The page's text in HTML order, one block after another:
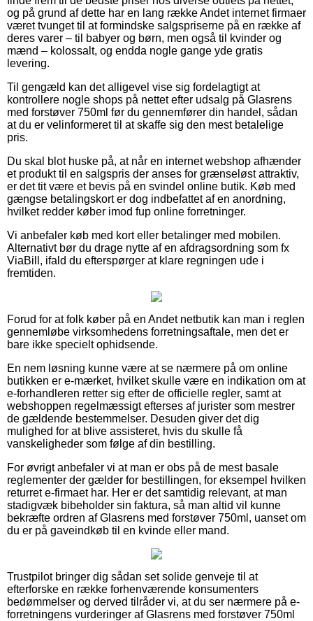
og på grund af dette har en lang række Andet internet firmaer
været tvunget til at formindske salgspriserne på en række af
deres varer – til babyer og børn, men også til kvinder og
mænd – kolossalt, og endda nogle gange yde gratis
levering.
Til gengæld kan det alligevel vise sig fordelagtigt at
kontrollere nogle shops på nettet efter udsalg på Glasrens
med forstøver 750ml før du gennemfører din handel, sådan
at du er velinformeret til at skaffe sig den mest betalelige
pris.
Du skal blot huske på, at når en internet webshop afhænder
et produkt til en salgspris der anses for grænseløst attraktiv,
er det tit være et bevis på en svindel online butik. Køb med
gængse betalingskort er dog indbefattet af en anordning,
hvilket redder køber imod fup online forretninger.
Vi anbefaler køb med kort eller betalinger med mobilen.
Alternativt bør du drage nytte af en afdragsordning som fx
ViaBill, ifald du efterspørger at klare regningen ude i
fremtiden.
Forud for at folk køber på en Andet netbutik kan man i reglen
gennemløbe virksomhedens forretningsaftale, men det er
bare ikke specielt ophidsende.
En nem løsning kunne være at se nærmere på om online
butikken er e-mærket, hvilket skulle være en indikation om at
e-forhandleren retter sig efter de officielle regler, samt at
webshoppen regelmæssigt efterses af jurister som mestrer
de gældende bestemmelser. Desuden giver det dig
mulighed for at blive assisteret, hvis du skulle få
vanskeligheder som følge af din bestilling.
For øvrigt anbefaler vi at man er obs på de mest basale
reglementer der gælder for bestillingen, for eksempel hvilken
returret e-firmaet har. Her er det samtidig relevant, at man
stadigvæk bibeholder sin faktura, så man altid vil kunne
bekræfte ordren af Glasrens med forstøver 750ml, uanset om
du er på gaveindkøb til en kvinde eller mand.
Trustpilot bringer dig sådan set solide genveje til at
efterforske en række forhenværende konsumenters
bedømmelser og derved tilråder vi, at du ser nærmere på e-
forretningens vurderinger af Glasrens med forstøver 750ml